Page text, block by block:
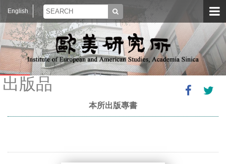
English
出版品
本所出版專書